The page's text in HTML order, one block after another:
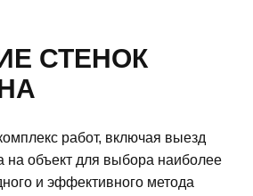
СТЕНОК
работ, включая выезд
на объект для выбора наиболее
и эффективного метода